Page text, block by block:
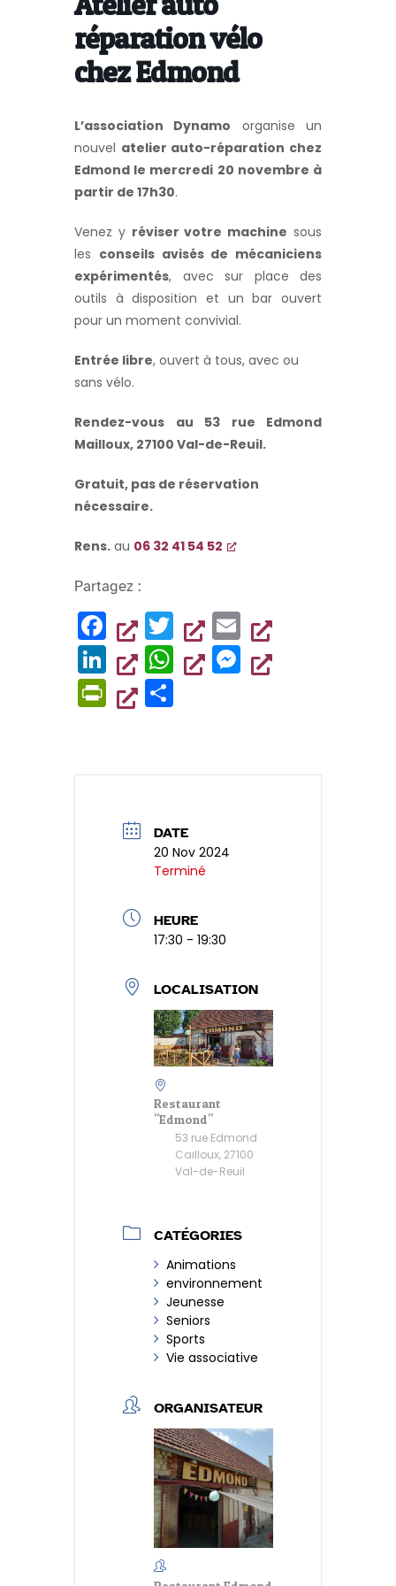
réparation vélo
chez Edmond
L’association Dynamo organise un
nouvel atelier auto-réparation chez
Edmond le mercredi 20 novembre à
partir de 17h30.
Venez y réviser votre machine sous
les conseils avisés de mécaniciens
expérimentés, avec sur place des
outils à disposition et un bar ouvert
pour un moment convivial.
Entrée libre, ouvert à tous, avec ou
sans vélo.
Rendez-vous au 53 rue Edmond
Mailloux, 27100 Val-de-Reuil.
Gratuit, pas de réservation
nécessaire.
Rens. au 06 32 41 54 52
Partagez :
F
a
c
e
o
T
wi
tt
E
m
ai
Li
n
k
dI
W
h
A
p
M
es
g
Pr
in
ri
g
DATE
20 Nov 2024
Terminé
HEURE
17:30 - 19:30
LOCALISATION
Restaurant
"Edmond"
53 rue Edmond
Cailloux, 27100
Val-de-Reuil
CATÉGORIES
Animations
environnement
Jeunesse
Seniors
Sports
Vie associative
ORGANISATEUR